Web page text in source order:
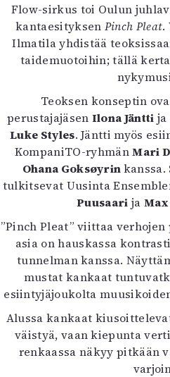
2–3/
1/
6/
5/2025
5/
Info
Tilaus ja
Kaltio
Flow-sirkus toi Oulun
kantaesityksen Pinch Pleat.
Ilmatila yhdistää
taidemuotoihin; tällä
Teoksen konseptin
perustajajäsen Ilona Jäntti ja
Luke Styles. Jäntti myös
KompaniTO-ryhmänMari
Ohana Goksøyrin
tulkitsevat Uusinta
Puusaari ja
”Pinch Pleat” viittaa
asia on hauskassa
tunnelman kanssa.
mustat kankaat
esiintyjäjoukolta
Alussa kankaat
väistyä, vaan kiepunta
renkaassa näkyy pitkään